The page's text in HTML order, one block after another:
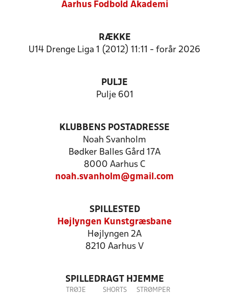
Aarhus Fodbold Akademi
RÆKKE
U14 Drenge Liga 1 (2012) 11:11 - forår 2026
PULJE
Pulje 601
KLUBBENS POSTADRESSE
Noah Svanholm
Bødker Balles Gård 17A
8000 Aarhus C
noah.svanholm@gmail.com
SPILLESTED
Højlyngen Kunstgræsbane
Højlyngen 2A
8210 Aarhus V
SPILLEDRAGT HJEMME
TRØJE SHORTS STRØMPER